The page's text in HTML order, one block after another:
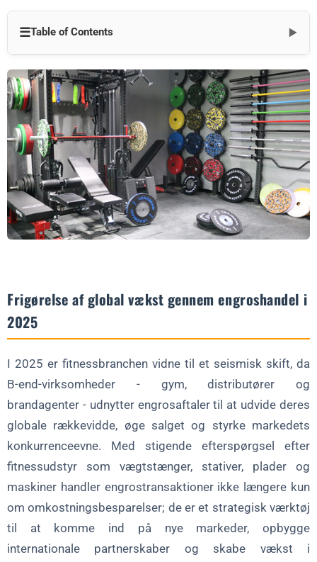
☰Table of Contents ▼
Trend 1: Stigende efterspørgsel efter fitnessudstyr i løs vægt
på nye markeder
Trend 2: Digitale engrosplatforme driver global konnektivitet
Trend 3: Bæredygtighed i engrosaftaler øger den globale appel
Trend 4: Strategiske partnerskaber forstærker engros-
rækkevidden
Grib fremtiden for engrosvækst
Hvor meget kan engrosaftaler spare på omkostningerne?
Hvilke markeder giver de bedste engrosmuligheder i 2025?
Hvordan understøtter digitale platforme engrosaftaler?
Hvilke risici er der ved global engrosudvidelse?
Frigørelse af global vækst gennem engroshandel i
2025
I 2025 er fitnessbranchen vidne til et seismisk skift, da
B-end-virksomheder - gym, distributører og
brandagenter - udnytter engrosaftaler til at udvide deres
globale rækkevidde, øge salget og styrke markedets
konkurrenceevne. Med stigende efterspørgsel efter
fitnessudstyr som vægtstænger, stativer, plader og
maskiner handler engrostransaktioner ikke længere kun
om omkostningsbesparelser; de er et strategisk værktøj
til at komme ind på nye markeder, opbygge
internationale partnerskaber og skabe vækst i